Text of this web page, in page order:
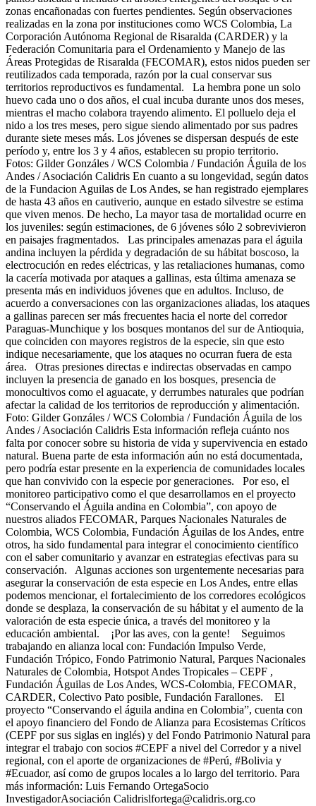
zonas encañonadas con fuertes pendientes. Según observaciones
realizadas en la zona por instituciones como WCS Colombia, La
Corporación Autónoma Regional de Risaralda (CARDER) y la
Federación Comunitaria para el Ordenamiento y Manejo de las
Áreas Protegidas de Risaralda (FECOMAR), estos nidos pueden ser
reutilizados cada temporada, razón por la cual conservar sus
territorios reproductivos es fundamental. La hembra pone un solo
huevo cada uno o dos años, el cual incuba durante unos dos meses,
mientras el macho colabora trayendo alimento. El polluelo deja el
nido a los tres meses, pero sigue siendo alimentado por sus padres
durante siete meses más. Los jóvenes se dispersan después de este
período y, entre los 3 y 4 años, establecen su propio territorio.
Fotos: Gilder Gonzáles / WCS Colombia / Fundación Águila de los
Andes / Asociación Calidris En cuanto a su longevidad, según datos
de la Fundacion Aguilas de Los Andes, se han registrado ejemplares
de hasta 43 años en cautiverio, aunque en estado silvestre se estima
que viven menos. De hecho, La mayor tasa de mortalidad ocurre en
los juveniles: según estimaciones, de 6 jóvenes sólo 2 sobrevivieron
en paisajes fragmentados. Las principales amenazas para el águila
andina incluyen la pérdida y degradación de su hábitat boscoso, la
electrocución en redes eléctricas, y las retaliaciones humanas, como
la cacería motivada por ataques a gallinas, esta última amenaza se
presenta más en individuos jóvenes que en adultos. Incluso, de
acuerdo a conversaciones con las organizaciones aliadas, los ataques
a gallinas parecen ser más frecuentes hacia el norte del corredor
Paraguas-Munchique y los bosques montanos del sur de Antioquia,
que coinciden con mayores registros de la especie, sin que esto
indique necesariamente, que los ataques no ocurran fuera de esta
área. Otras presiones directas e indirectas observadas en campo
incluyen la presencia de ganado en los bosques, presencia de
monocultivos como el aguacate, y derrumbes naturales que podrían
afectar la calidad de los territorios de reproducción y alimentación.
Foto: Gilder Gonzáles / WCS Colombia / Fundación Águila de los
Andes / Asociación Calidris Esta información refleja cuánto nos
falta por conocer sobre su historia de vida y supervivencia en estado
natural. Buena parte de esta información aún no está documentada,
pero podría estar presente en la experiencia de comunidades locales
que han convivido con la especie por generaciones. Por eso, el
monitoreo participativo como el que desarrollamos en el proyecto
“Conservando el Águila andina en Colombia”, con apoyo de
nuestros aliados FECOMAR, Parques Nacionales Naturales de
Colombia, WCS Colombia, Fundación Águilas de los Andes, entre
otros, ha sido fundamental para integrar el conocimiento científico
con el saber comunitario y avanzar en estrategias efectivas para su
conservación. Algunas acciones son urgentemente necesarias para
asegurar la conservación de esta especie en Los Andes, entre ellas
podemos mencionar, el fortalecimiento de los corredores ecológicos
donde se desplaza, la conservación de su hábitat y el aumento de la
valoración de esta especie única, a través del monitoreo y la
educación ambiental. ¡Por las aves, con la gente! Seguimos
trabajando en alianza local con: Fundación Impulso Verde,
Fundación Trópico, Fondo Patrimonio Natural, Parques Nacionales
Naturales de Colombia, Hotspot Andes Tropicales – CEPF ,
Fundación Águilas de Los Andes, WCS-Colombia, FECOMAR,
CARDER, Colectivo Pato posible, Fundación Farallones. El
proyecto “Conservando el águila andina en Colombia”, cuenta con
el apoyo financiero del Fondo de Alianza para Ecosistemas Críticos
(CEPF por sus siglas en inglés) y del Fondo Patrimonio Natural para
integrar el trabajo con socios #CEPF a nivel del Corredor y a nivel
regional, con el aporte de organizaciones de #Perú, #Bolivia y
#Ecuador, así como de grupos locales a lo largo del territorio. Para
más información: Luis Fernando OrtegaSocio
InvestigadorAsociación Calidrislfortega@calidris.org.co